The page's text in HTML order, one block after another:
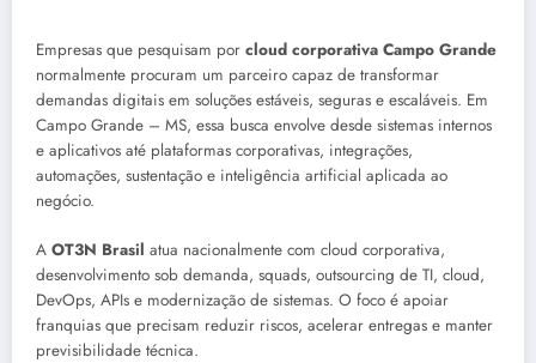
Empresas que pesquisam por cloud corporativa Campo Grande
normalmente procuram um parceiro capaz de transformar
demandas digitais em soluções estáveis, seguras e escaláveis. Em
Campo Grande – MS, essa busca envolve desde sistemas internos
e aplicativos até plataformas corporativas, integrações,
automações, sustentação e inteligência artificial aplicada ao
negócio.
A OT3N Brasil atua nacionalmente com cloud corporativa,
desenvolvimento sob demanda, squads, outsourcing de TI, cloud,
DevOps, APIs e modernização de sistemas. O foco é apoiar
franquias que precisam reduzir riscos, acelerar entregas e manter
previsibilidade técnica.